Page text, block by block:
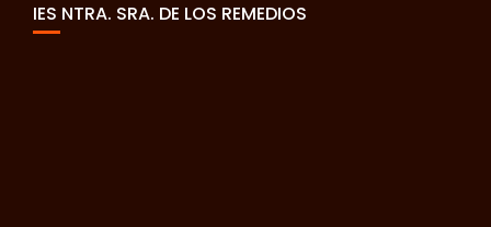
IES NTRA. SRA. DE LOS REMEDIOS